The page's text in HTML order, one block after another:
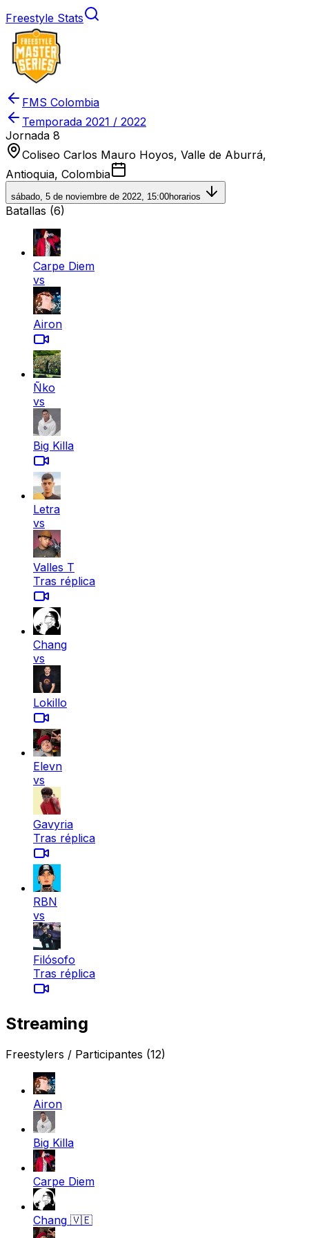
Freestyle Stats
FMS Colombia
Temporada 2021 / 2022
Jornada 8
Coliseo Carlos Mauro Hoyos, Valle de Aburrá,
Antioquia, Colombia
sábado, 5 de noviembre de 2022, 15:00horarios
Batallas (6)
Carpe Diem
vs
Airon
Ñko
vs
Big Killa
Letra
vs
Valles T
Tras réplica
Chang
vs
Lokillo
Elevn
vs
Gavyria
Tras réplica
RBN
vs
Filósofo
Tras réplica
Streaming
Freestylers / Participantes (12)
Airon
Big Killa
Carpe Diem
Chang 🇻🇪